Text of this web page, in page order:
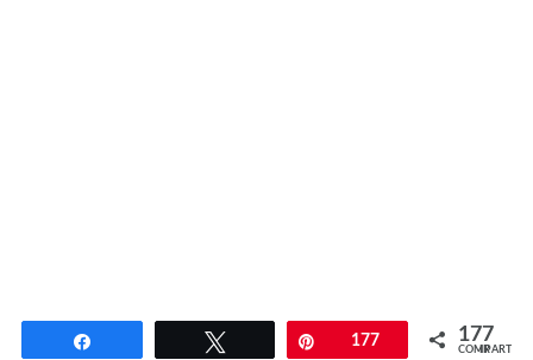
Twittear Pin177 177
COMPARTIR